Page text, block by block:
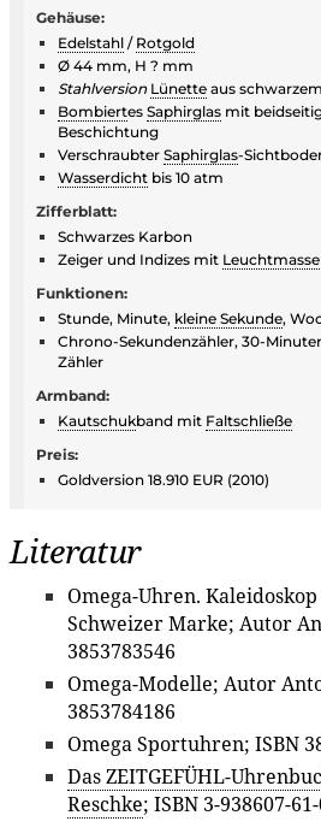
Gehäuse:
Edelstahl / Rotgold
Ø 44 mm, H ? mm
Stahlversion Lünette aus
Bombiertes Saphirglas mit
Beschichtung
Verschraubter Saphirglas-
Wasserdicht bis 10 atm
Zifferblatt:
Schwarzes Karbon
Zeiger und Indizes mit Leuchtmasse
Funktionen:
Stunde, Minute, kleine Sekunde,
Chrono-Sekundenzähler, 30-
Zähler
Armband:
Kautschukband mit Faltschließe
Preis:
Goldversion 18.910 EUR (2010)
Literatur
Omega-Uhren.
Schweizer Marke; Autor
3853783546
Omega-Modelle; Autor
3853784186
Omega Sportuhren; ISBN
Das ZEITGEFÜHL-
Reschke; ISBN 3-938607-